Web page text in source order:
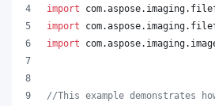
import
com.aspose. imaging.
import
com.aspose. imaging.
import
com.aspose. imaging.
//This example demonstrates